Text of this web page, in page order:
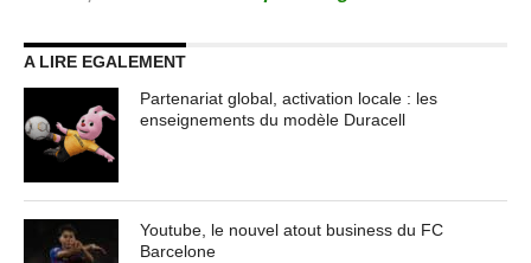
A LIRE EGALEMENT
Partenariat global, activation locale : les
enseignements du modèle Duracell
Youtube, le nouvel atout business du FC
Barcelone